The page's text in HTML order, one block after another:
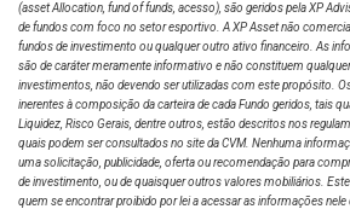
(asset Allocation, fund of funds, acesso), são geridos pela XP
de fundos com foco no setor esportivo. A XP Asset não
fundos de investimento ou qualquer outro ativo financeiro. As
são de caráter meramente informativo e não constituem
investimentos, não devendo ser utilizadas com este propósito.
inerentes à composição da carteira de cada Fundo geridos, tais
Liquidez, Risco Gerais, dentre outros, estão descritos nos
quais podem ser consultados no site da CVM. Nenhuma
uma solicitação, publicidade, oferta ou recomendação para
de investimento, ou de quaisquer outros valores mobiliários.
quem se encontrar proibido por lei a acessar as informações